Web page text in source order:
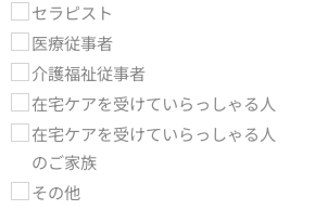
セラピスト
医療従事者
介護福祉従事者
在宅ケアを受けていらっしゃる人
在宅ケアを受けていらっしゃる人
のご家族
その他